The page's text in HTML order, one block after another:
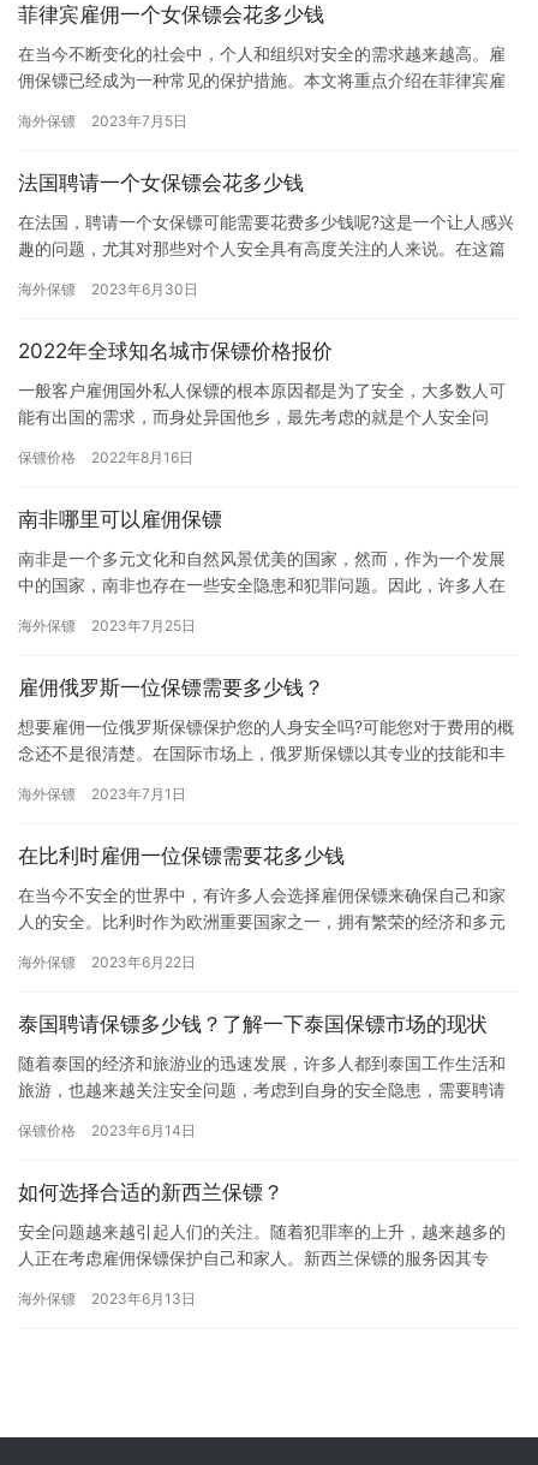
菲律宾雇佣一个女保镖会花多少钱
在当今不断变化的社会中，个人和组织对安全的需求越来越高。雇
佣保镖已经成为一种常见的保护措施。本文将重点介绍在菲律宾雇
定，…
海外保镖 2023年7月5日
法国聘请一个女保镖会花多少钱
在法国，聘请一个女保镖可能需要花费多少钱呢?这是一个让人感兴
趣的问题，尤其对那些对个人安全具有高度关注的人来说。在这篇
保…
海外保镖 2023年6月30日
2022年全球知名城市保镖价格报价
一般客户雇佣国外私人保镖的根本原因都是为了安全，大多数人可
能有出国的需求，而身处异国他乡，最先考虑的就是个人安全问
上的时间…
保镖价格 2022年8月16日
南非哪里可以雇佣保镖
南非是一个多元文化和自然风景优美的国家，然而，作为一个发展
中的国家，南非也存在一些安全隐患和犯罪问题。因此，许多人在
防范措…
海外保镖 2023年7月25日
雇佣俄罗斯一位保镖需要多少钱？
想要雇佣一位俄罗斯保镖保护您的人身安全吗?可能您对于费用的概
念还不是很清楚。在国际市场上，俄罗斯保镖以其专业的技能和丰
罗…
海外保镖 2023年7月1日
在比利时雇佣一位保镖需要花多少钱
在当今不安全的世界中，有许多人会选择雇佣保镖来确保自己和家
人的安全。比利时作为欧洲重要国家之一，拥有繁荣的经济和多元
要花费…
海外保镖 2023年6月22日
泰国聘请保镖多少钱？了解一下泰国保镖市场的现状
随着泰国的经济和旅游业的迅速发展，许多人都到泰国工作生活和
旅游，也越来越关注安全问题，考虑到自身的安全隐患，需要聘请
文将…
保镖价格 2023年6月14日
如何选择合适的新西兰保镖？
安全问题越来越引起人们的关注。随着犯罪率的上升，越来越多的
人正在考虑雇佣保镖保护自己和家人。新西兰保镖的服务因其专
以下是一…
海外保镖 2023年6月13日